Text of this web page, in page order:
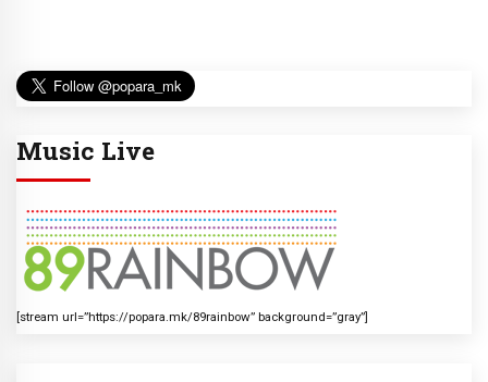
Music Live
[stream url=”https://popara.mk/89rainbow” background=”gray”]